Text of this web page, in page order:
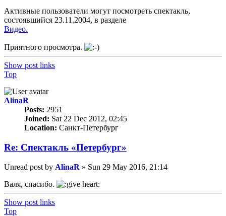
Активные пользователи могут посмотреть спектакль,
состоявшийся 23.11.2004, в разделе
Видео.
Приятного просмотра.
Show post links
Top
AlinaR
Posts: 2951
Joined: Sat 22 Dec 2012, 02:45
Location: Санкт-Петербург
Re: Спектакль «Петербург»
Unread post by AlinaR » Sun 29 May 2016, 21:14
Валя, спасибо.
Show post links
Top